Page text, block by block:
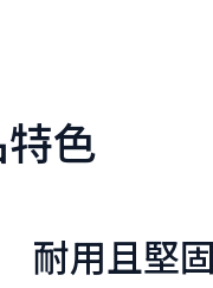
色
耐用且堅